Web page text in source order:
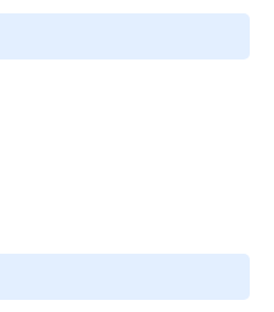
（アペルザカタログ）」
とされる、様々な製品のカタ
検索、ダウンロードできま
アペルザニュース）」
常業務の中で習得し、活用す
特化した製造業向けメディア
EC）」
として、サイト上で直接販売